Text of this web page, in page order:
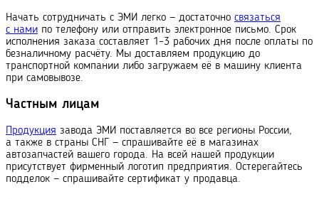
Начать сотрудничать с ЭМИ легко — достаточно связаться
с нами по телефону или отправить электронное письмо. Срок
исполнения заказа составляет 1–3 рабочих дня после оплаты по
безналичному расчёту. Мы доставляем продукцию до
транспортной компании либо загружаем её в машину клиента
при самовывозе.
Частным лицам
Продукция завода ЭМИ поставляется во все регионы России,
а также в страны СНГ — спрашивайте её в магазинах
автозапчастей вашего города. На всей нашей продукции
присутствует фирменный логотип предприятия. Остерегайтесь
подделок — спрашивайте сертификат у продавца.